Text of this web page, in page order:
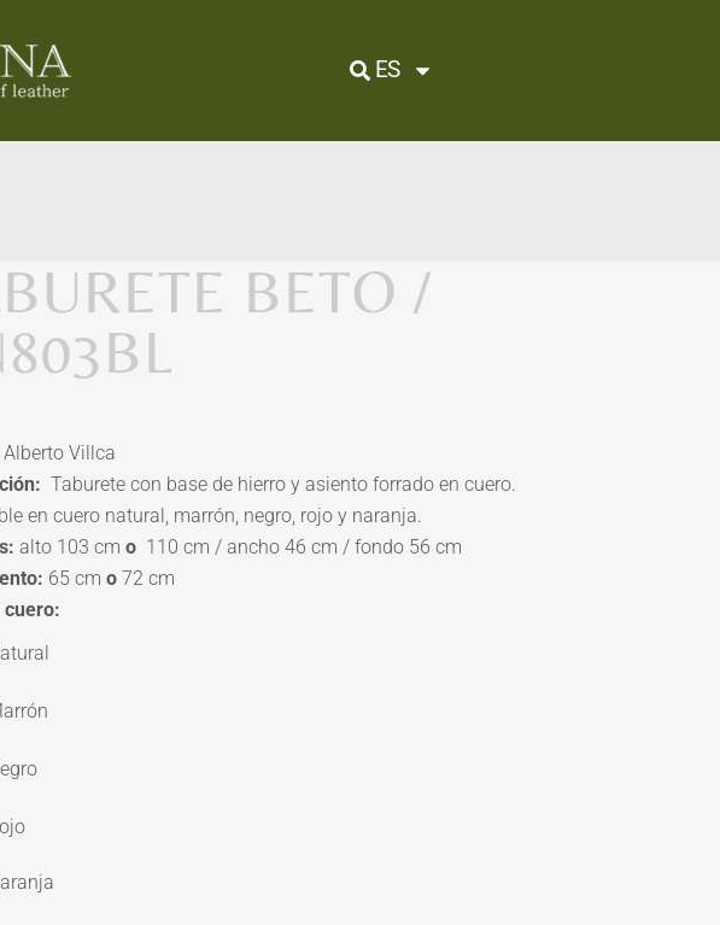
ES
BETO /
Alberto Villca
Taburete con base de hierro y asiento forrado en cuero.
en cuero natural, marrón, negro, rojo y naranja.
alto 103 cm o 110 cm / ancho 46 cm / fondo 56 cm
65 cm o 72 cm
cuero: